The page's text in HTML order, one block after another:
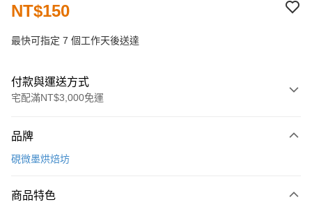
NT$150
最快可指定 7 個工作天後送達
付款與運送方式
宅配滿NT$3,000免運
信用卡一次付款
街口支付
品牌
硯微墨烘焙坊
商品特色